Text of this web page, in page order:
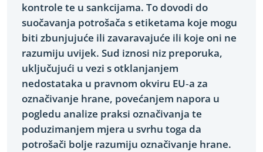
kontrole te u sankcijama. To dovodi do
suočavanja potrošača s etiketama koje mogu
biti zbunjujuće ili zavaravajuće ili koje oni ne
razumiju uvijek. Sud iznosi niz preporuka,
uključujući u vezi s otklanjanjem
nedostataka u pravnom okviru EU‑a za
označivanje hrane, povećanjem napora u
pogledu analize praksi označivanja te
poduzimanjem mjera u svrhu toga da
potrošači bolje razumiju označivanje hrane.